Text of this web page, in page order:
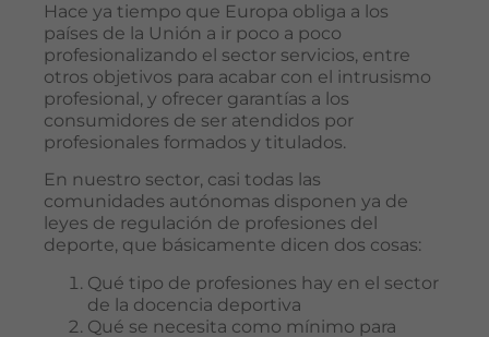
Hace ya tiempo que Europa obliga a los
países de la Unión a ir poco a poco
profesionalizando el sector servicios, entre
otros objetivos para acabar con el intrusismo
profesional, y ofrecer garantías a los
consumidores de ser atendidos por
profesionales formados y titulados.
En nuestro sector, casi todas las
comunidades autónomas disponen ya de
leyes de regulación de profesiones del
deporte, que básicamente dicen dos cosas:
Qué tipo de profesiones hay en el sector
de la docencia deportiva
Qué se necesita como mínimo para